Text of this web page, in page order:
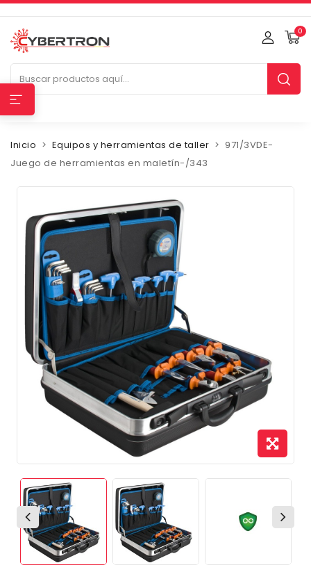
0
Inicio Equipos y herramientas de taller
971/3VDE-
Juego de herramientas en maletín-/343